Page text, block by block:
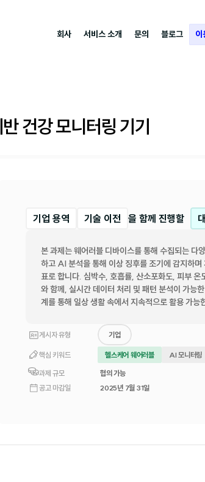
건강 모니터링 기기
기업 용역 기술 이전 을 함께 진행할
본 과제는 웨어러블 디바이스를 통해 수집되는 다
하고 AI 분석을 통해 이상 징후를 조기에 감지하
표로 합니다. 심박수, 호흡률, 산소포화도, 피부
와 함께, 실시간 데이터 처리 및 패턴 분석이 가능
계를 통해 일상 생활 속에서 지속적으로 활용 가
게시자 유형 기업
핵심 키워드 헬스케어 웨어러블 AI 모니터링
과제 규모
협의 가능
공고 마감일
2025년 7월 31일
회사 서비스 소개 문의 블로그 이